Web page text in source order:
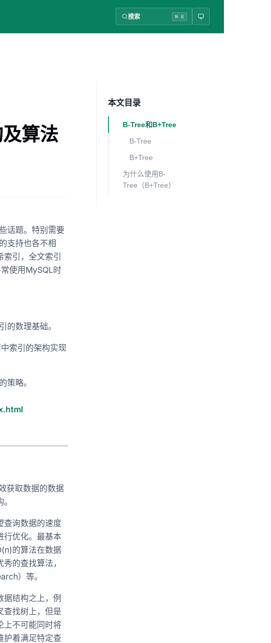
搜索 ⌘ K
算法
话题。特别需要
支持也各不相
引，全文索引
使用MySQL时
的数理基础。
索引的架构实现
策略。
获取数据的数据
查询数据的速度
行优化。最基本
的算法在数据
的查找算法，
）等。
结构之上，例
查找树上，但是
上不可能同时将
护着满足特定查
本文目录
B-Tree和B+Tree
B-Tree
B+Tree
为什么使用B-
Tree（B+Tree）